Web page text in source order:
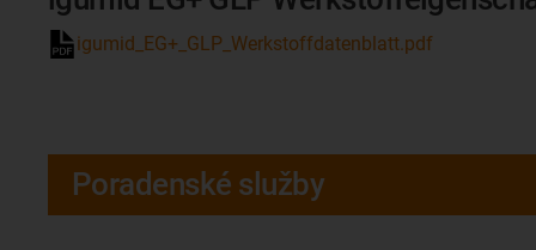
igumid_EG+_GLP_Werkstoffdatenblatt.pdf
Poradenské služby